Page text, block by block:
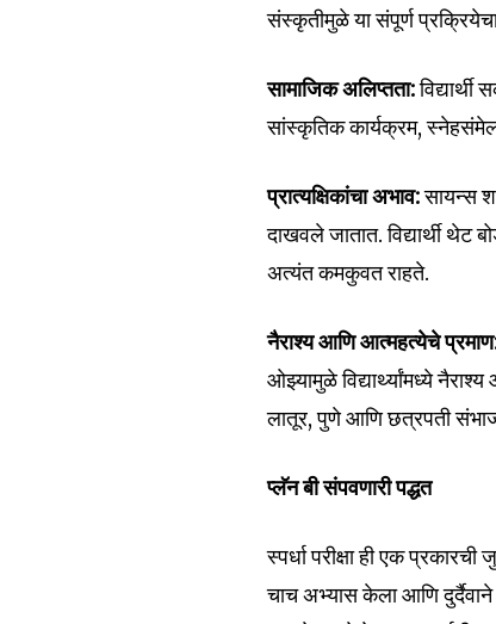
Join our
of the
To subscribe, simply enter
won't spam your inbox.
संस्कृतीमुळे या संपूर्ण
सामाजिक अलिप्तता:
सांस्कृतिक कार्यक्रम,
प्रात्यक्षिकांचा अभाव:सायन्स
दाखवले जातात. विद्यार्थी थेट
अत्यंत कमकुवत राहते.
नैराश्य आणि आत्महत्येचे
ओझ्यामुळे विद्यार्थ्यांमध्ये
लातूर, पुणे आणि छत्रपती
प्लॅन बी संपवणारी पद्धत
स्पर्धा परीक्षा ही एक
चाच अभ्यास केला आणि